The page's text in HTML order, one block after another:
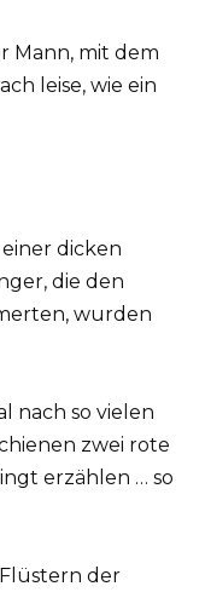
Mann, mit dem
leise, wie ein
dicken
die den
wurden
nach so vielen
zwei rote
erzählen … so
Flüstern der